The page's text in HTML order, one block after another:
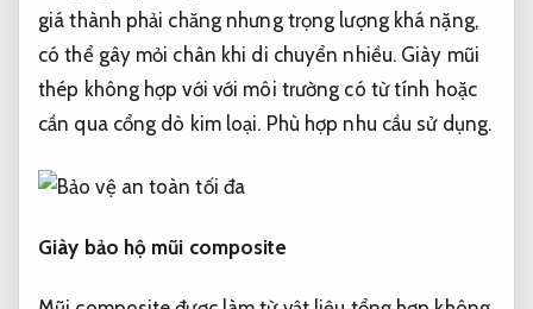
giá thành phải chăng nhưng trọng lượng khá nặng,
có thể gây mỏi chân khi di chuyển nhiều. Giày mũi
thép không hợp với với môi trường có từ tính hoặc
cần qua cổng dò kim loại. Phù hợp nhu cầu sử dụng.
Giày bảo hộ mũi composite